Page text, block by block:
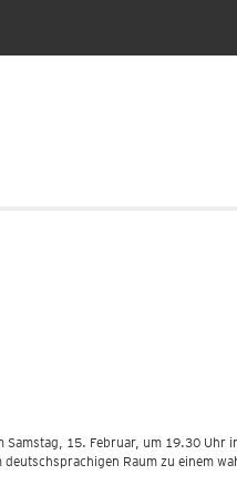
15. Februar, um 19.30
Raum zu einem